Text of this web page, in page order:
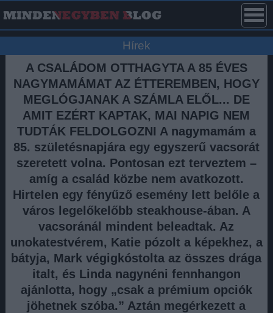
Hírek
A CSALÁDOM OTTHAGYTA A 85 ÉVES
NAGYMAMÁMAT AZ ÉTTEREMBEN, HOGY
MEGLÓGJANAK A SZÁMLA ELŐL... DE
AMIT EZÉRT KAPTAK, MAI NAPIG NEM
TUDTÁK FELDOLGOZNI A nagymamám a
85. születésnapjára egy egyszerű vacsorát
szeretett volna. Pontosan ezt terveztem –
amíg a család közbe nem avatkozott.
Hirtelen egy fényűző esemény lett belőle a
város legelőkelőbb steakhouse-ában. A
vacsoránál mindent beleadtak. Az
unokatestvérem, Katie pózolt a képekhez, a
bátyja, Mark végigkóstolta az összes drága
italt, és Linda nagynéni fennhangon
ajánlotta, hogy „csak a prémium opciók
jöhetnek szóba.” Aztán megérkezett a